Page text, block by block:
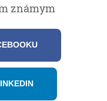
známym